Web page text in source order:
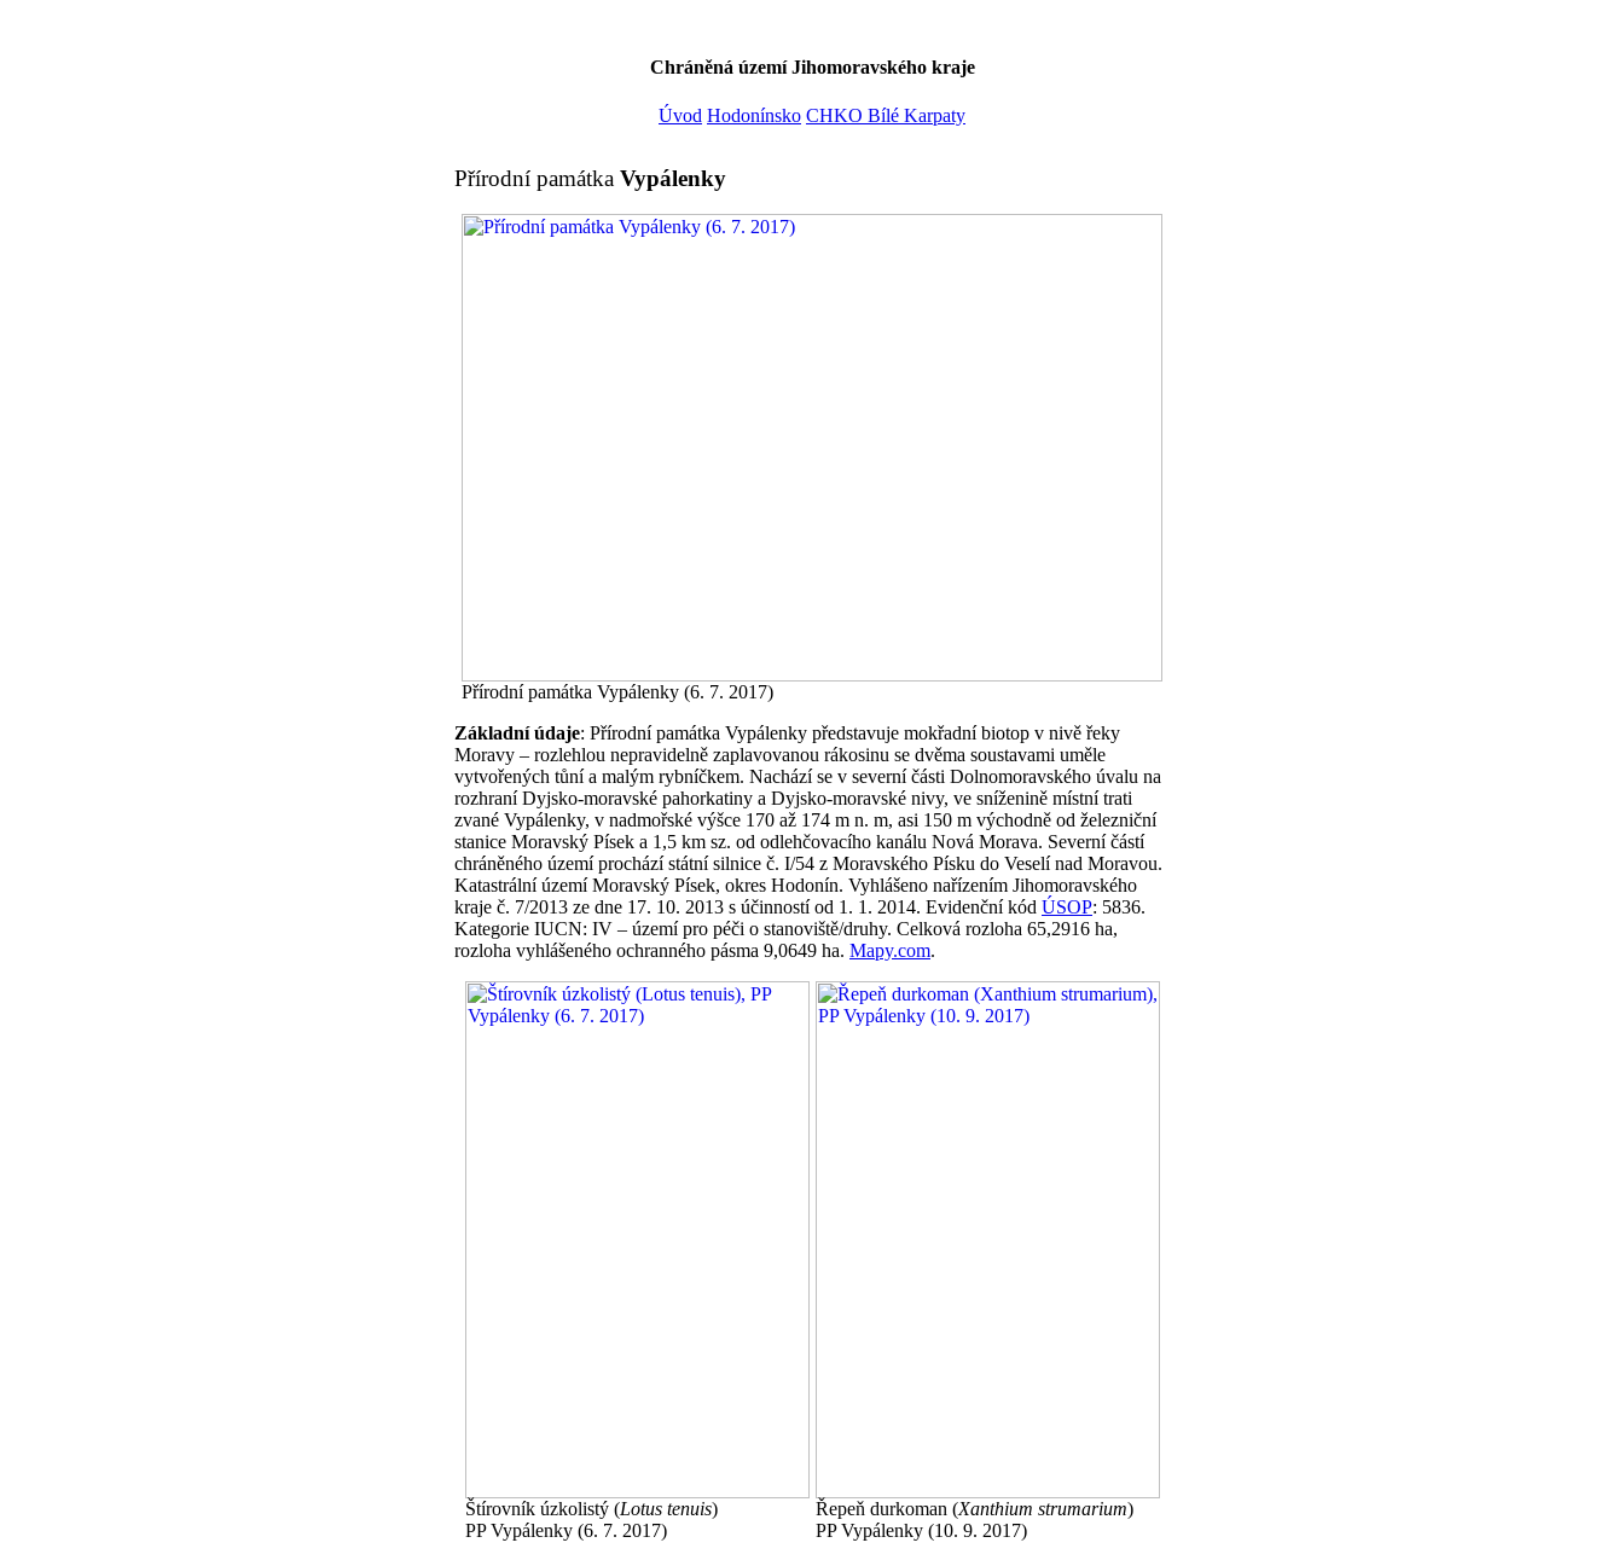
Chráněná územíJihomoravského kraje
Úvod Hodonínsko CHKO Bílé Karpaty
Přírodní památka Vypálenky
Přírodní památka Vypálenky (6. 7. 2017)
Základní údaje: Přírodní památka Vypálenky představuje mokřadní biotop v nivě řeky
Moravy – rozlehlou nepravidelně zaplavovanou rákosinu se dvěma soustavami uměle
vytvořených tůní a malým rybníčkem. Nachází se v severní části Dolnomoravského úvalu na
rozhraní Dyjsko-moravské pahorkatiny a Dyjsko-moravské nivy, ve sníženině místní trati
zvané Vypálenky, v nadmořské výšce 170 až 174 m n. m, asi 150 m východně od železniční
stanice Moravský Písek a 1,5 km sz. od odlehčovacího kanálu Nová Morava. Severní částí
chráněného území prochází státní silnice č. I/54 z Moravského Písku do Veselí nad Moravou.
Katastrální území Moravský Písek, okres Hodonín. Vyhlášeno nařízením Jihomoravského
kraje č. 7/2013 ze dne 17. 10. 2013 s účinností od 1. 1. 2014. Evidenční kód ÚSOP: 5836.
Kategorie IUCN: IV – území pro péči o stanoviště/druhy. Celková rozloha 65,2916 ha,
rozloha vyhlášeného ochranného pásma 9,0649 ha. Mapy.com.
Štírovník úzkolistý (Lotus tenuis)
PP Vypálenky (6. 7. 2017)
Řepeň durkoman (Xanthium strumarium)
PP Vypálenky (10. 9. 2017)